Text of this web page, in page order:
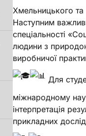
Хмельницького та
Наступним
спеціальності
людини з
виробничої
Для
міжнародному
інтерпретація
прикладних